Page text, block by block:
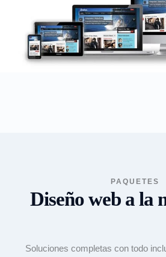
PAQUETES
Diseño web a la
Soluciones completas con todo